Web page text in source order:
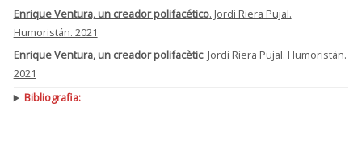
Enrique Ventura, un creador polifacético. Jordi Riera Pujal.
Humoristán. 2021
Enrique Ventura, un creador polifacètic. Jordi Riera Pujal. Humoristán.
2021
Bibliografia: